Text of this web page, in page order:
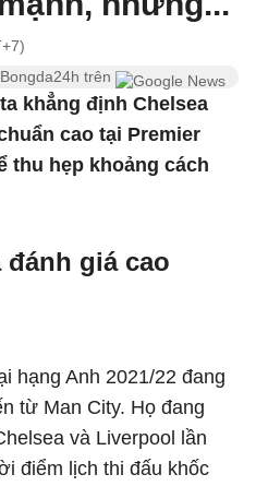
trên
khẳng định Chelsea
cao tại Premier
thu hẹp khoảng cách
đánh giá cao
hạng Anh 2021/22 đang
từ Man City. Họ đang
và Liverpool lần
điểm lịch thi đấu khốc